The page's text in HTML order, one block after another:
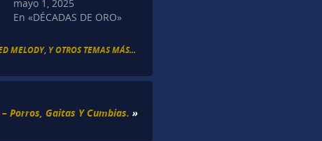
mayo 1, 2025
En «DÉCADAS DE ORO»
MELODY, Y OTROS TEMAS MÁS...
Porros, Gaitas Y Cumbias. »